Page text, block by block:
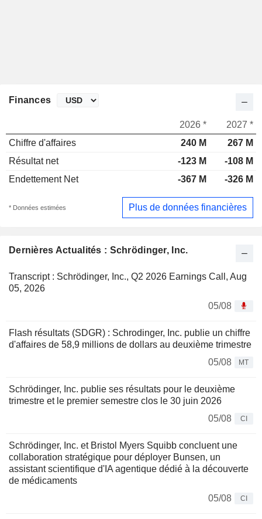
Dernières Actualités : Schrödinger, Inc.
Transcript : Schrödinger, Inc., Q2 2026 Earnings Call, Aug
05, 2026
05/08
Flash résultats (SDGR) : Schrodinger, Inc. publie un chiffre
d'affaires de 58,9 millions de dollars au deuxième trimestre
05/08
MT
Schrödinger, Inc. publie ses résultats pour le deuxième
trimestre et le premier semestre clos le 30 juin 2026
05/08
CI
Schrödinger, Inc. et Bristol Myers Squibb concluent une
collaboration stratégique pour déployer Bunsen, un
assistant scientifique d'IA agentique dédié à la découverte
de médicaments
05/08
CI
Finances
2026 *
2027 *
Chiffre d'affaires
240 M
267 M
Résultat net
-123 M
-108 M
Endettement Net
-367 M -326 M
* Données estimées Plus de données financières